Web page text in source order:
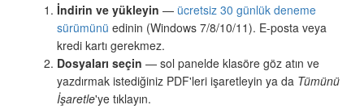
İndirin ve yükleyin — ücretsiz 30 günlük deneme
sürümünü edinin (Windows 7/8/10/11). E-posta veya
kredi kartı gerekmez.
Dosyaları seçin — sol panelde klasöre göz atın ve
yazdırmak istediğiniz PDF'leri işaretleyin ya da Tümünü
İşaretle'ye tıklayın.